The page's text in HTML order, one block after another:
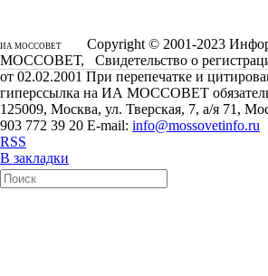
ИА МОССОВЕТ
Copyright © 2001-2023
МОССОВЕТ, Свидетельство о
от 02.02.2001 При перепечатке и
гиперссылка на ИА МОССОВЕТ
125009, Москва, ул. Тверская, 7, а/я 71,
903 772 39 20 E-mail: info@mossovetinfo.ru
RSS
В закладки